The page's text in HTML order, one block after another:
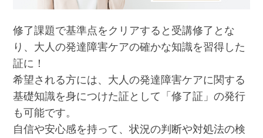
修了課題で基準点をクリアすると受講修了とな
り、大人の発達障害ケアの確かな知識を習得した
証に！
希望される方には、大人の発達障害ケアに関する
基礎知識を身につけた証として「修了証」の発行
も可能です。
自信や安心感を持って、状況の判断や対処法の検